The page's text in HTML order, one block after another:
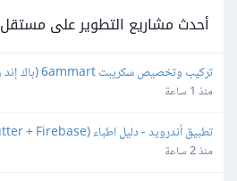
أحدث مشاريع التطوير على مستقل
والمتجر
منذ 1 ساعة
تطبيق أندرويد - دليل اطباء (Flutter + Firebase)
منذ 2 ساعة